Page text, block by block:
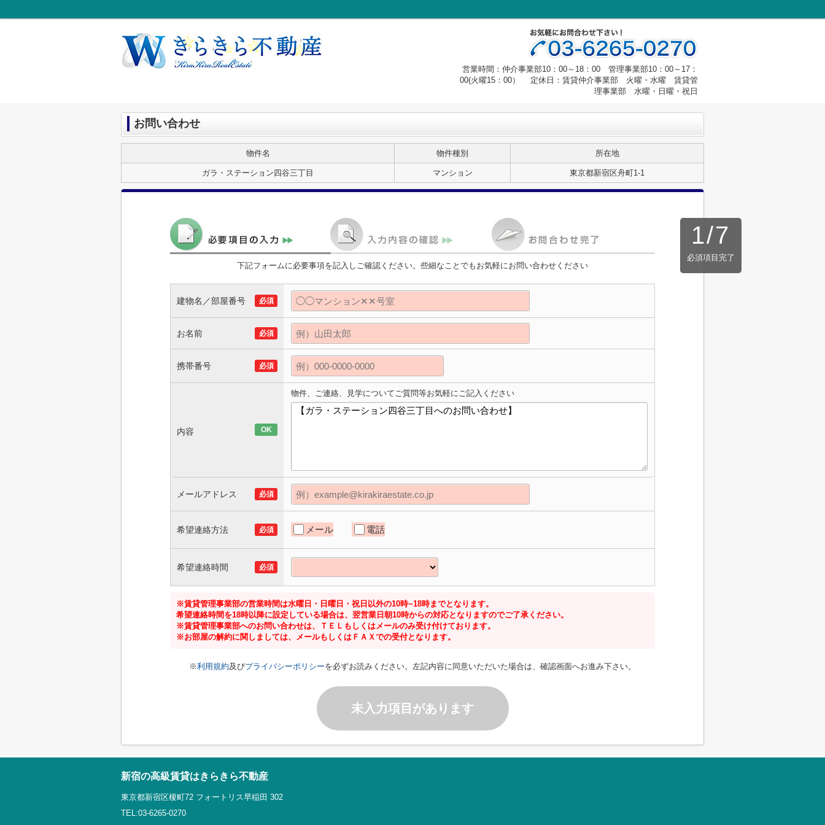
営業時間：仲介事業部10：00～18：00 管理事業部10：00～17：
00(火曜15：00） 定休日：賃貸仲介事業部 火曜・水曜 賃貸管
理事業部 水曜・日曜・祝日
お問い合わせ
物件名 物件種別 所在地
ガラ・ステーション四谷三丁目 マンション 東京都新宿区舟町1-1
1/7
必須項目完了
下記フォームに必要事項を記入しご確認ください。些細なことでもお気軽にお問い合わせください
建物名／部屋番号 必須
お名前 必須
携帯番号 必須
内容 OK
物件、ご連絡、見学についてご質問等お気軽にご記入ください
メールアドレス 必須
希望連絡方法 必須 メール 電話
希望連絡時間 必須
※賃貸管理事業部の営業時間は水曜日・日曜日・祝日以外の10時~18時までとなります。
希望連絡時間を18時以降に設定している場合は、翌営業日朝10時からの対応となりますのでご了承ください。
※賃貸管理事業部へのお問い合わせは、ＴＥＬもしくはメールのみ受け付けております。
※お部屋の解約に関しましては、メールもしくはＦＡＸでの受付となります。
※利用規約及びプライバシーポリシーを必ずお読みください。左記内容に同意いただいた場合は、確認画面へお進み下さい。
未入力項目があります
新宿の高級賃貸はきらきら不動産
東京都新宿区榎町72 フォートリス早稲田 302
TEL:03-6265-0270